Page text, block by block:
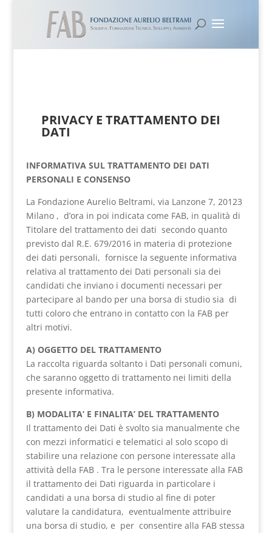
PRIVACY E TRATTAMENTO DEI
DATI
INFORMATIVA SUL TRATTAMENTO DEI DATI
PERSONALI E CONSENSO
La Fondazione Aurelio Beltrami, via Lanzone 7, 20123
Milano , d’ora in poi indicata come FAB, in qualità di
Titolare del trattamento dei dati secondo quanto
previsto dal R.E. 679/2016 in materia di protezione
dei dati personali, fornisce la seguente informativa
relativa al trattamento dei Dati personali sia dei
candidati che inviano i documenti necessari per
partecipare al bando per una borsa di studio sia di
tutti coloro che entrano in contatto con la FAB per
altri motivi.
A) OGGETTO DEL TRATTAMENTO
La raccolta riguarda soltanto i Dati personali comuni,
che saranno oggetto di trattamento nei limiti della
presente informativa.
B) MODALITA’ E FINALITA’ DEL TRATTAMENTO
Il trattamento dei Dati è svolto sia manualmente che
con mezzi informatici e telematici al solo scopo di
stabilire una relazione con persone interessate alla
attività della FAB . Tra le persone interessate alla FAB
il trattamento dei Dati riguarda in particolare i
candidati a una borsa di studio al fine di poter
valutare la candidatura, eventualmente attribuire
una borsa di studio, e per consentire alla FAB stessa